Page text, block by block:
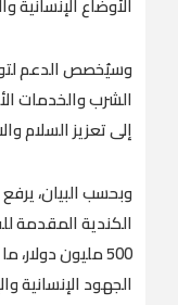
الأوضاع الإنسانية
وسيُخصص الدعم
الشرب والخدمات
إلى تعزيز السلام
وبحسب البيان،
500 مليون
الجهود الإنسانية